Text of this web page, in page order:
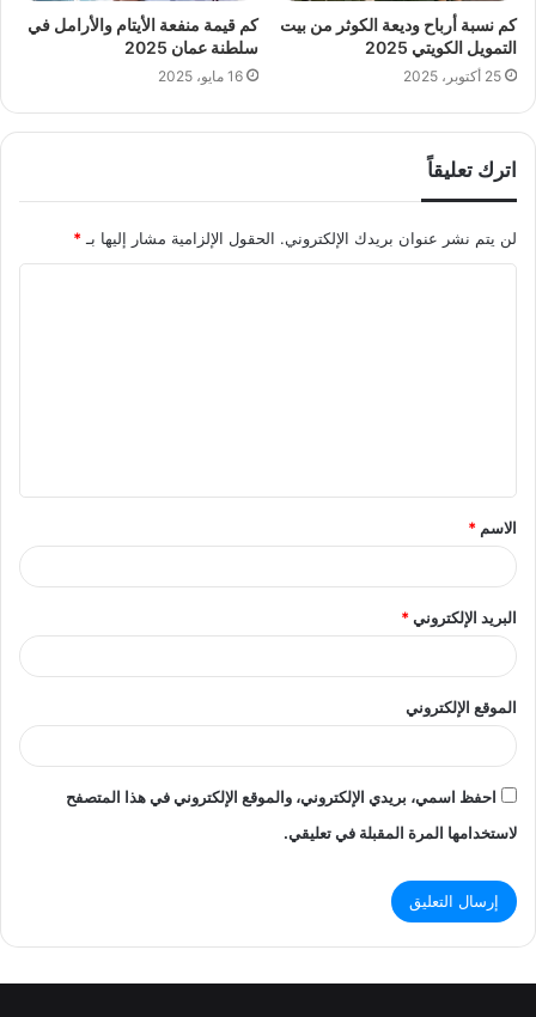
كم نسبة أرباح وديعة الكوثر من بيت
التمويل الكويتي 2025
25 أكتوبر، 2025
كم قيمة منفعة الأيتام والأرامل في
سلطنة عمان 2025
16 مايو، 2025
اترك تعليقاً
لن يتم نشر عنوان بريدك الإلكتروني. الحقول الإلزامية مشار إليها بـ*
ق
*
الاسم *
البريد الإلكتروني*
الموقع الإلكتروني
احفظ اسمي، بريدي الإلكتروني، والموقع الإلكتروني في هذا المتصفح
لاستخدامها المرة المقبلة في تعليقي.